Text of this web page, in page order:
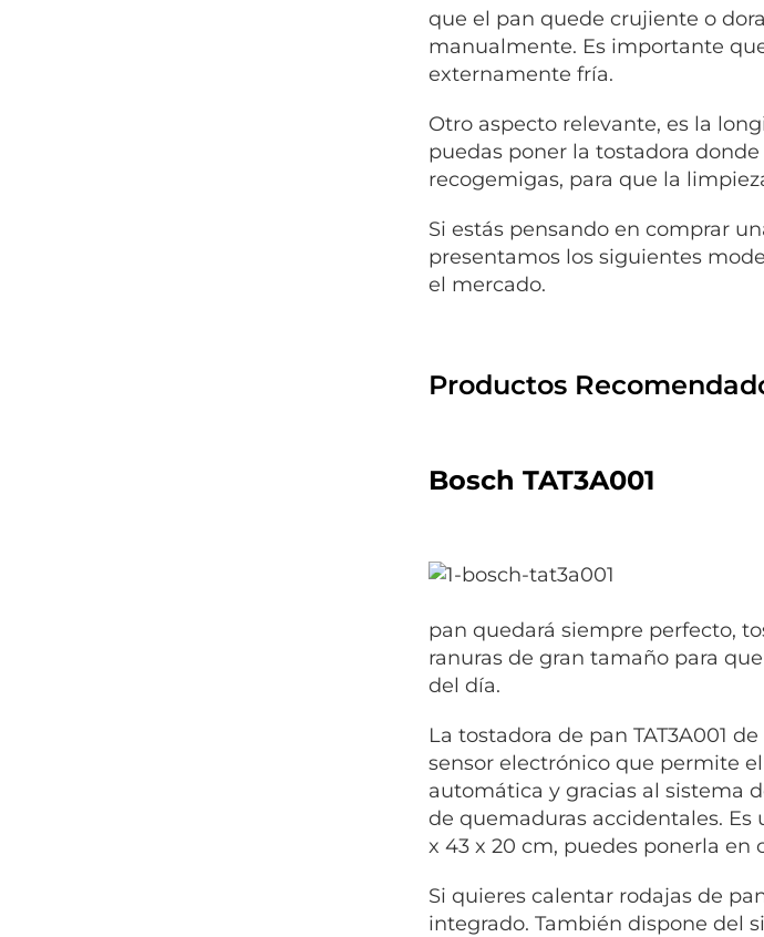
que el pan quede crujiente o
manualmente. Es importante
externamente fría.
Otro aspecto relevante, es la
puedas poner la tostadora
recogemigas, para que la
Si estás pensando en comprar
presentamos los siguientes
el mercado.
Productos
Bosch TAT3A001
pan quedará siempre perfecto,
ranuras de gran tamaño para
del día.
La tostadora de pan TAT3A001
sensor electrónico que permite
automática y gracias al sistema
de quemaduras accidentales. Es
x 43 x 20 cm, puedes ponerla
Si quieres calentar rodajas de
integrado. También dispone del